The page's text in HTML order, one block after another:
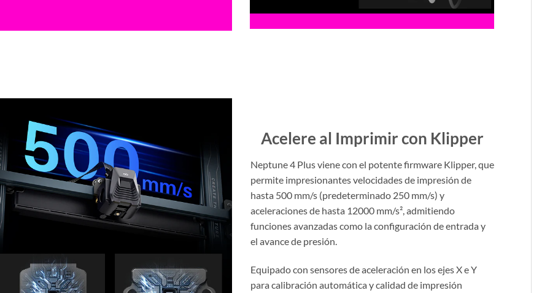
Acelere al Imprimir con Klipper
Neptune 4 Plus viene con el potente firmware Klipper, que
permite impresionantes velocidades de impresión de
hasta 500 mm/s (predeterminado 250 mm/s) y
aceleraciones de hasta 12000 mm/s², admitiendo
funciones avanzadas como la configuración de entrada y
el avance de presión.
Equipado con sensores de aceleración en los ejes X e Y
para calibración automática y calidad de impresión